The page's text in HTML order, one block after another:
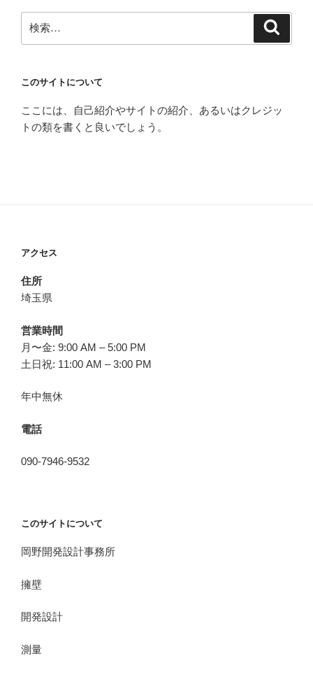
索:
このサイトについて
ここには、自己紹介やサイトの紹介、あるいはクレジッ
トの類を書くと良いでしょう。
アクセス
住所
埼玉県
営業時間
月〜金: 9:00 AM – 5:00 PM
土日祝: 11:00 AM – 3:00 PM
年中無休
電話
090-7946-9532
このサイトについて
岡野開発設計事務所
擁壁
開発設計
測量